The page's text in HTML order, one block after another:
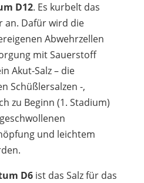
D12. Es kurbelt das
an. Dafür wird die
Abwehrzellen
mit Sauerstoff
Akut-Salz – die
Schüßlersalzen -,
zu Beginn (1. Stadium)
und leichtem
D6ist das Salz für das